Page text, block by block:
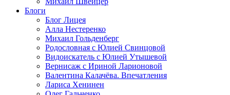
Блоги
Блог Лицея
Алла Нестеренко
Михаил Гольденберг
Родословная с Юлией Свинцовой
Видоискатель с Юлией Утышевой
Вернисаж с Ириной Ларионовой
Валентина Калачёва. Впечатления
Лариса Хенинен